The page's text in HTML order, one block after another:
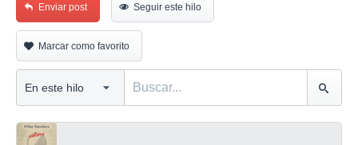
Enviar post Seguir este hilo
Marcar como favorito